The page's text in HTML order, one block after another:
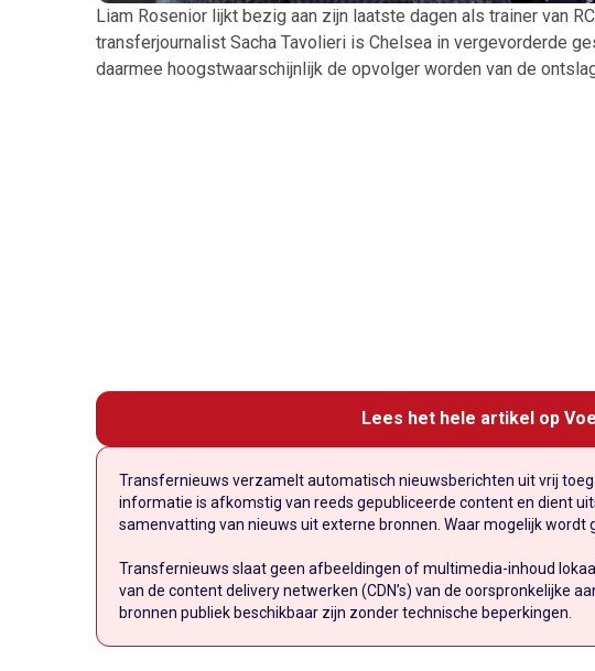
Liam Rosenior lijkt bezig aan zijn laatste dagen als trainer van
transferjournalist Sacha Tavolieri is Chelsea in vergevorderde
daarmee hoogstwaarschijnlijk de opvolger worden van de
Lees het hele artikel op
Transfernieuws verzamelt automatisch nieuwsberichten uit vrij
informatie is afkomstig van reeds gepubliceerde content en dient
samenvatting van nieuws uit externe bronnen. Waar mogelijk wordt
Transfernieuws slaat geen afbeeldingen of multimedia-inhoud
van de content delivery netwerken (CDN’s) van de oorspronkelijke
bronnen publiek beschikbaar zijn zonder technische beperkingen.